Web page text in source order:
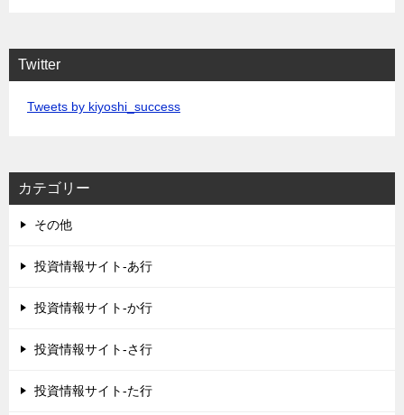
Twitter
Tweets by kiyoshi_success
カテゴリー
その他
投資情報サイト-あ行
投資情報サイト-か行
投資情報サイト-さ行
投資情報サイト-た行